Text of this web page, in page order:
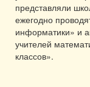
представляли
ежегодно
информатики» и
учителей
классов».